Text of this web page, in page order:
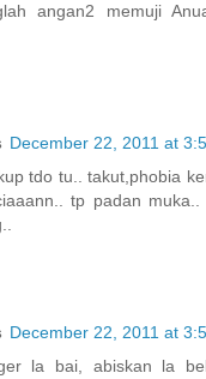
angan2 memuji
December 22, 2011 at
tdo tu.. takut,phobia
tp padan
December 22, 2011 at
la bai, abiskan la